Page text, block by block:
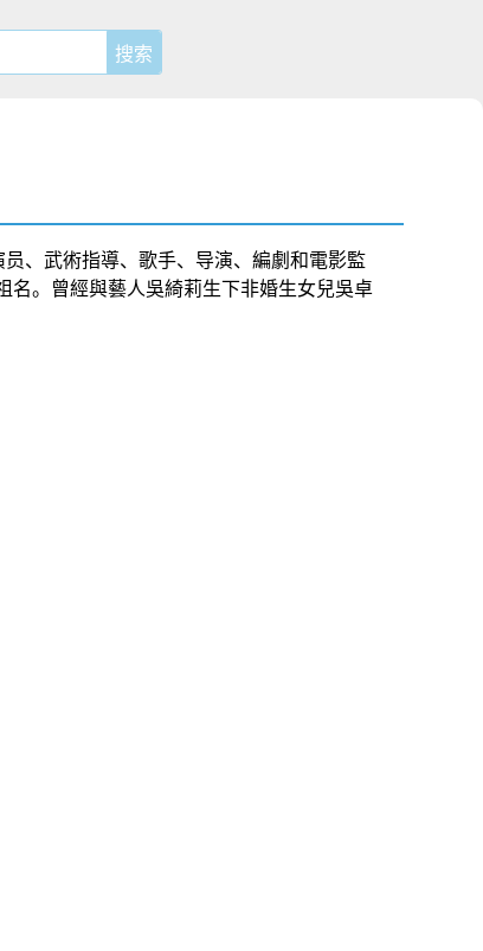
员、武術指導、歌手、导演、編劇和電影監
名。曾經與藝人吳綺莉生下非婚生女兒吳卓